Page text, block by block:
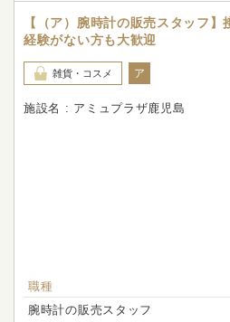
【（ア）腕時計の販売スタッフ
経験がない方も大歓迎
雑貨・コスメ ア
施設名 : アミュプラザ鹿児島
職種
腕時計の販売スタッフ